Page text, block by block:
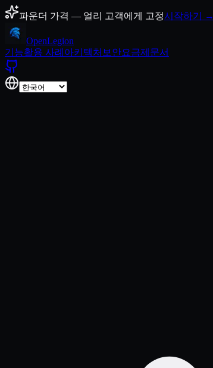
콘텐츠로 건너뛰기
파운더 가격 — 얼리 고객에게 고정시작하기 →
OpenLegion
기능활용 사례 아키텍처 보안요금제 문서